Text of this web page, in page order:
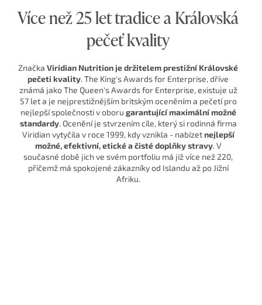
Více než 25 let tradice a Královská
pečeť kvality
Značka Viridian Nutrition je držitelem prestižní Královské
pečeti kvality. The King's Awards for Enterprise, dříve
známá jako The Queen's Awards for Enterprise, existuje už
57 let a je nejprestižnějším britským oceněním a pečetí pro
nejlepší společnosti v oboru garantující maximální možné
standardy. Ocenění je stvrzením cíle, který si rodinná firma
Viridian vytyčila v roce 1999, kdy vznikla - nabízetnejlepší
možné, efektivní, etické a čisté doplňky stravy. V
současné době jich ve svém portfoliu má již více než 220,
přičemž má spokojené zákazníky od Islandu až po Jižní
Afriku.